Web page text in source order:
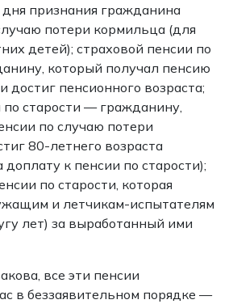
признания гражданина
потери кормильца (для
детей); страховой пенсии по
который получал пенсию
достиг пенсионного возраста;
по старости — гражданину,
по случаю потери
80-летнего возраста
к пенсии по старости);
по старости, которая
и летчикам-испытателям
лет) за выработанный ими
все эти пенсии
в беззаявительном порядке —